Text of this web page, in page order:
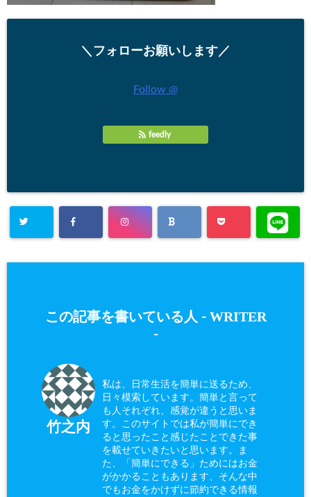
＼フォローお願いします／
Follow @
feedly
この記事を書いている人 - WRITER
-
竹之内
私は、日常生活を簡単に送るため、
日々模索しています。簡単と言って
も人それぞれ、感覚が違うと思いま
す。このサイトでは私が簡単にでき
ると思ったこと感じたことできた事
を載せていきたいと思います。ま
た、「簡単にできる」ためにはお金
がかかることもあります、そんな中
でもお金をかけずに節約できる情報